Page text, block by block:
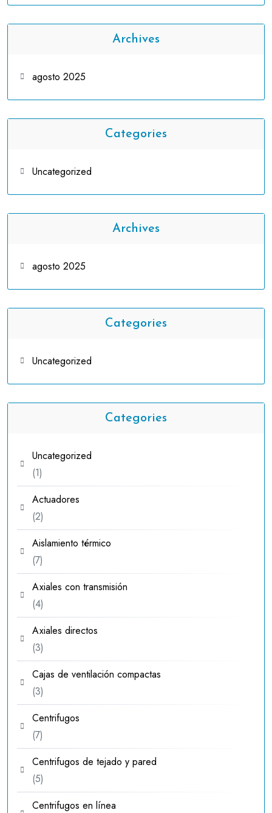
Archives
agosto 2025
Categories
Uncategorized
Archives
agosto 2025
Categories
Uncategorized
Categories
Uncategorized
11
producto
Actuadores
22
productos
Aislamiento térmico
77
productos
Axiales con transmisión
44
productos
Axiales directos
33
productos
Cajas de ventilación compactas
33
productos
Centrifugos
77
productos
Centrifugos de tejado y pared
55
productos
Centrifugos en línea